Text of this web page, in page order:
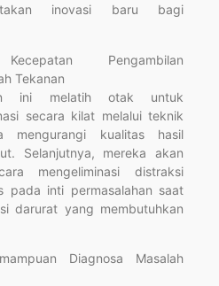
inovasi baru bagi
Pengambilan
Tekanan
ini melatih otak untuk
secara kilat melalui teknik
mengurangi kualitas hasil
Selanjutnya, mereka akan
mengeliminasi distraksi
pada inti permasalahan saat
darurat yang membutuhkan
Diagnosa Masalah